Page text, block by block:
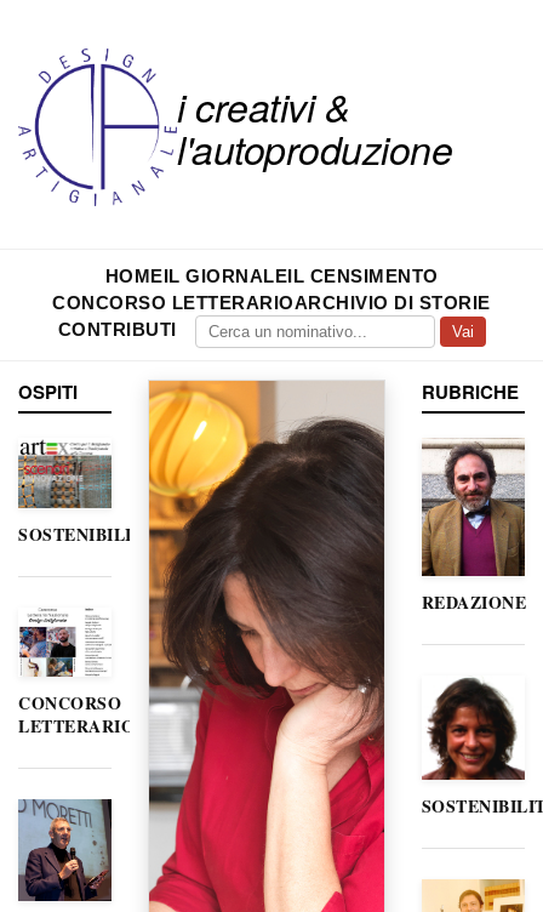
i creativi &
l'autoproduzione
HOMEIL GIORNALEIL CENSIMENTO
CONCORSO LETTERARIOARCHIVIO DI STORIE
CONTRIBUTI
Vai
OSPITI
SOSTENIBILITÀ
CONCORSO
LETTERARIO
RUBRICHE
REDAZIONE